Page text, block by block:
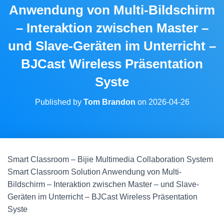
G
A
O
Anwendung von Multi-Bildschirm
– Interaktion zwischen Master –
und Slave-Geräten im Unterricht –
BJCast Wireless Präsentation
Syste
Published by Tom Brandon on 2026-04-26
Smart Classroom – Bijie Multimedia Collaboration System
Smart Classroom Solution Anwendung von Multi-
Bildschirm – Interaktion zwischen Master – und Slave-
Geräten im Unterricht – BJCast Wireless Präsentation
Syste